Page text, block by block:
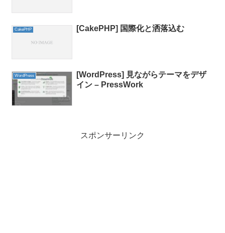
CakePHP [CakePHP] 国際化と洒落込む
WordPress
[WordPress] 見ながらテーマをデザ
イン – PressWork
スポンサーリンク